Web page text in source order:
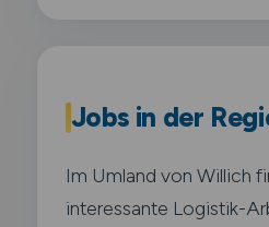
Jobs in der
Im Umland von Willich
interessante Logistik-